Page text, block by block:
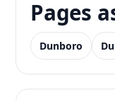
Pages
Dunboro